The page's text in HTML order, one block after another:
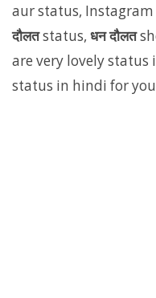
aur status,
दौलतstatus, धन दौलत
are very lovely
status in hindi for